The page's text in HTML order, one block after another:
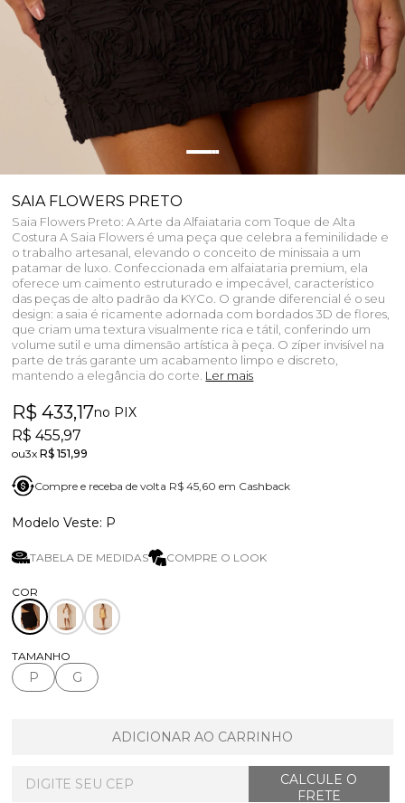
SAIA FLOWERS PRETO
Saia Flowers Preto: A Arte da Alfaiataria com Toque de Alta
Costura A Saia Flowers é uma peça que celebra a feminilidade e
o trabalho artesanal, elevando o conceito de minissaia a um
patamar de luxo. Confeccionada em alfaiataria premium, ela
oferece um caimento estruturado e impecável, característico
das peças de alto padrão da KYCo. O grande diferencial é o seu
design: a saia é ricamente adornada com bordados 3D de flores,
que criam uma textura visualmente rica e tátil, conferindo um
volume sutil e uma dimensão artística à peça. O zíper invisível na
parte de trás garante um acabamento limpo e discreto,
mantendo a elegância do corte. Ler mais
R$ 433,17no PIX
R$ 455,97
3xR$ 151,99
Compre e receba de volta R$ 45,60 em Cashback
P
TABELA DE MEDIDAS COMPRE O LOOK
TAMANHO
P G
ADICIONAR AO CARRINHO